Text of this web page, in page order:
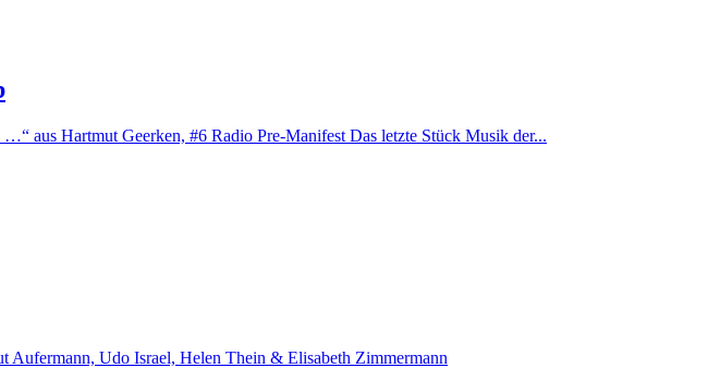
aus Hartmut Geerken, #6 Radio Pre-Manifest Das letzte Stück Musik der...
Aufermann, Udo Israel, Helen Thein & Elisabeth Zimmermann